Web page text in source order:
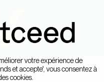
votre expérience de
et accepte', vous consentez à
cookies.